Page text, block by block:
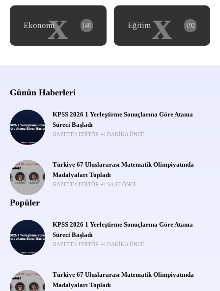
x
Ekonomi 148 x
Eğitim 192
Günün Haberleri
KPSS 2026 1 Yerleştirme Sonuçlarına Göre Atama
Süreci Başladı
GAZETE4 EDITÖR 1 DAKIKA ÖNCE
Türkiye 67 Uluslararası Matematik Olimpiyatında
Madalyaları Topladı
GAZETE4 EDITÖR 1 SAAT ÖNCE
Popüler
KPSS 2026 1 Yerleştirme Sonuçlarına Göre Atama
Süreci Başladı
GAZETE4 EDITÖR 1 DAKIKA ÖNCE
Türkiye 67 Uluslararası Matematik Olimpiyatında
Madalyaları Topladı